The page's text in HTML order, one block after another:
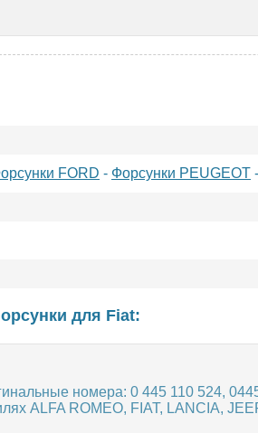
FORD - Форсунки PEUGEOT -
для Fiat:
номера: 0 445 110 524,
ALFA ROMEO, FIAT, LANCIA,